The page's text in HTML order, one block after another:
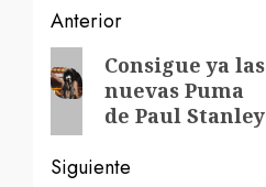
Navegación
de
entradas
Anterior
Entrada
anterior:
Consigue ya las
nuevas Puma
de Paul Stanley
Siguiente